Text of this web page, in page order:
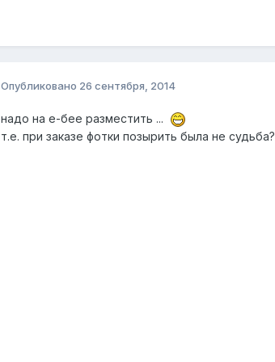
Опубликовано 26 сентября, 2014
надо на е-бее разместить ...
т.е. при заказе фотки позырить была не судьба?